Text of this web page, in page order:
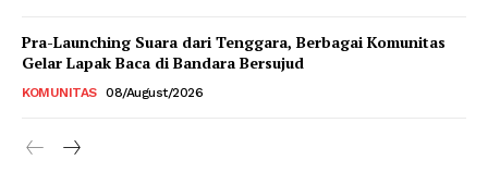
Pra-Launching Suara dari Tenggara, Berbagai Komunitas
Gelar Lapak Baca di Bandara Bersujud
KOMUNITAS 08/August/2026